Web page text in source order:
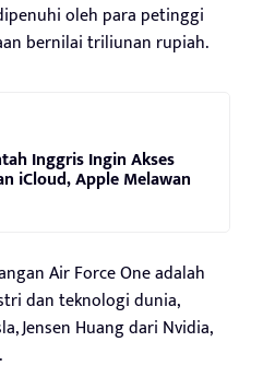
oleh para petinggi
bernilai triliunan rupiah.
Inggris Ingin Akses
iCloud, Apple Melawan
Air Force One adalah
dan teknologi dunia,
Jensen Huang dari Nvidia,